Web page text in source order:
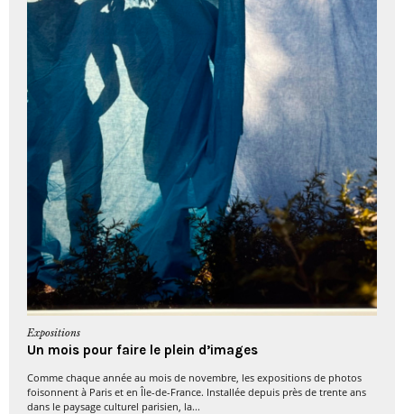
Expositions
Un mois pour faire le plein d’images
Comme chaque année au mois de novembre, les expositions de photos
foisonnent à Paris et en Île-de-France. Installée depuis près de trente ans
dans le paysage culturel parisien, la...